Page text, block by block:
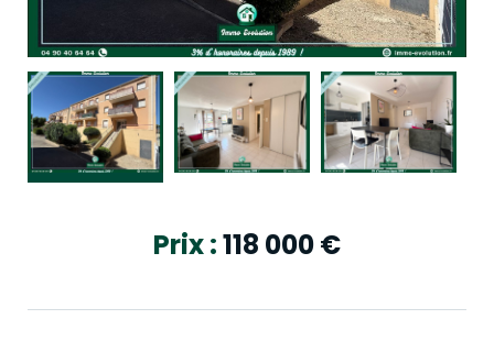
Prix :118 000€